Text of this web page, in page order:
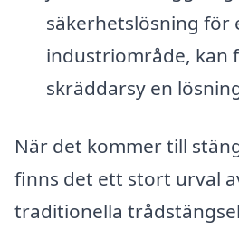
säkerhetslösning för
industriområde, kan
skräddarsy en
När det kommer till
finns det ett stort urval
traditionella